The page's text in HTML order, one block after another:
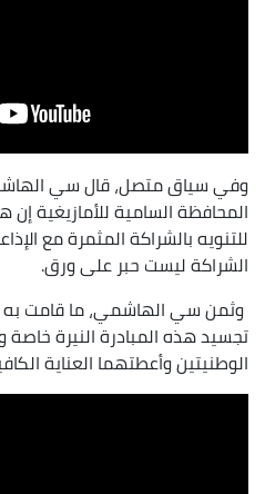
وفي سياق متصل، قال سي
المحافظة السامية للأمازيغية إن
للتنويه بالشراكة المثمرة مع
الشراكة ليست حبر على ورق.
وثمن سي الهاشمي، ما قامت به
تجسيد هذه المبادرة النيرة خاصة
الوطنيتين وأعطتهما العناية الكافية.